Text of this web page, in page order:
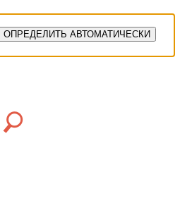
ОПРЕДЕЛИТЬ АВТОМАТИЧЕСКИ